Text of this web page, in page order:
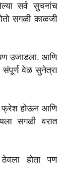
सर्व सुचनांच
सगळी काळजी
उजाडला. आणि
संपूर्ण वेळ सुनेत्रा
होऊन आणि
सगळी वरात
ठेवला होता पण